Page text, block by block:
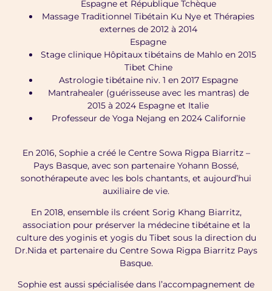
Espagne et République Tchèque
Massage Traditionnel Tibétain Ku Nye et Thérapies
externes de 2012 à 2014
Espagne
Stage clinique Hôpitaux tibétains de Mahlo en 2015
Tibet Chine
Astrologie tibétaine niv. 1 en 2017 Espagne
Mantrahealer (guérisseuse avec les mantras) de
2015 à 2024 Espagne et Italie
Professeur de Yoga Nejang en 2024 Californie
En 2016, Sophie a créé le Centre Sowa Rigpa Biarritz –
Pays Basque, avec son partenaire Yohann Bossé,
sonothérapeute avec les bols chantants, et aujourd’hui
auxiliaire de vie.
En 2018, ensemble ils créent Sorig Khang Biarritz,
association pour préserver la médecine tibétaine et la
culture des yoginis et yogis du Tibet sous la direction du
Dr.Nida et partenaire du Centre Sowa Rigpa Biarritz Pays
Basque.
Sophie est aussi spécialisée dans l’accompagnement de